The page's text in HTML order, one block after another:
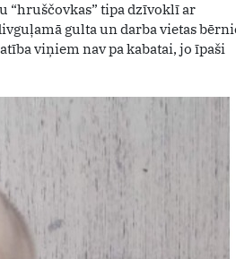
“hruščovkas” tipa dzīvoklī ar
gulta un darba vietas
viņiem nav pa kabatai, jo īpaši